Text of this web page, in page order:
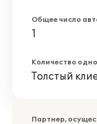
Общее число
1
Количество
Толстый
Партнер,